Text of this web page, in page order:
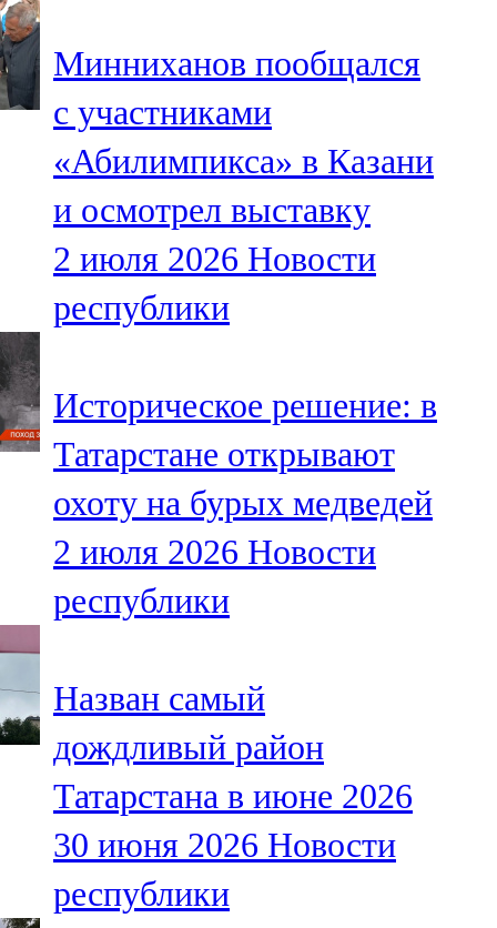
106,2 FM
Минзәлә
107,3 FM
Мөслим
100,0 FM
Нурлат
Олы Әтнә
71,42 FM
Сарман
107,8 FM
Теләче
Түбән Кама
102,6 FM
Чирмешән
107,7 FM
Чистай
Минниханов пообщался
с участниками
«Абилимпикса» в Казани
и осмотрел выставку
2 июля 2026 Новости
республики
Историческое решение: в
Татарстане открывают
охоту на бурых медведей
2 июля 2026 Новости
республики
Назван самый
дождливый район
Татарстана в июне 2026
30 июня 2026 Новости
республики